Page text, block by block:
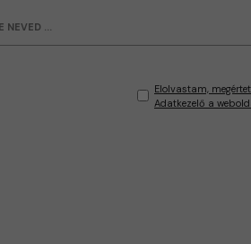
Elolvastam,
Adatkezelő a